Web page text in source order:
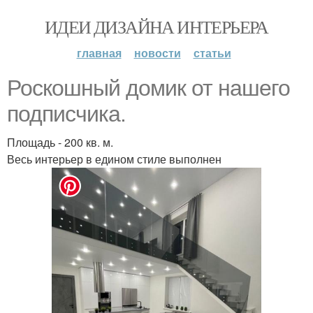
ИДЕИ ДИЗАЙНА ИНТЕРЬЕРА
главная новости статьи
Роскошный домик от нашего
подписчика.
Площадь - 200 кв. м.
Весь интерьер в едином стиле выполнен